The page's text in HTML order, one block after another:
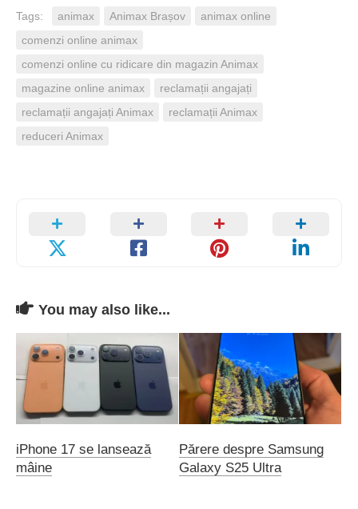
Tags: animax Animax Brașov
animax online
comenzi online animax
comenzi online cu ridicare din magazin Animax
magazine online animax
reclamații angajați
reclamații angajați Animax
reclamații Animax
reduceri Animax
You may also like...
iPhone 17 se lansează
mâine
Părere despre Samsung
Galaxy S25 Ultra